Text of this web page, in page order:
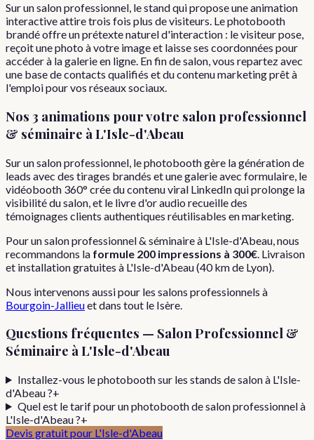
Sur un salon professionnel, le stand qui propose une animation
interactive attire trois fois plus de visiteurs. Le photobooth
brandé offre un prétexte naturel d'interaction : le visiteur pose,
reçoit une photo à votre image et laisse ses coordonnées pour
accéder à la galerie en ligne. En fin de salon, vous repartez avec
une base de contacts qualifiés et du contenu marketing prêt à
l'emploi pour vos réseaux sociaux.
Nos 3 animations pour votre salon professionnel
& séminaire à L'Isle-d'Abeau
Sur un salon professionnel, le photobooth gère la génération de
leads avec des tirages brandés et une galerie avec formulaire, le
vidéobooth 360° crée du contenu viral LinkedIn qui prolonge la
visibilité du salon, et le livre d'or audio recueille des
témoignages clients authentiques réutilisables en marketing.
Pourunsalon professionnel & séminaireà L'Isle-d'Abeau , nous
recommandons la formule 200 impressions à 300€ . Livraison
et installation gratuites à L'Isle-d'Abeau(40km de Lyon).
Nous intervenons aussi pour les salons professionnels à
Bourgoin-Jallieuet dans tout le Isère
Questions fréquentes — Salon Professionnel &
Séminaire àL'Isle-d'Abeau
Installez-vous le photobooth sur les stands de salon à L'Isle-
d'Abeau ?+
Quel est le tarif pour un photobooth de salon professionnel à
L'Isle-d'Abeau ?+
Devis gratuit pour L'Isle-d'Abeau